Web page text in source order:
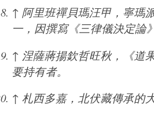
↑ 阿里班禪貝瑪汪甲，寧瑪
一，因撰寫《三律儀決定論
↑ 涅薩蔣揚欽哲旺秋，《道
要持有者。
↑ 札西多嘉，北伏藏傳承的